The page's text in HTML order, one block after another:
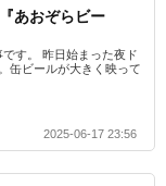
あおぞらビー
す。 昨日始まった夜ド
缶ビールが大きく映って
2025-06-17 23:56